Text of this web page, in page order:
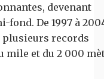
devenant
De 1997 à
records
mile et du 2 000